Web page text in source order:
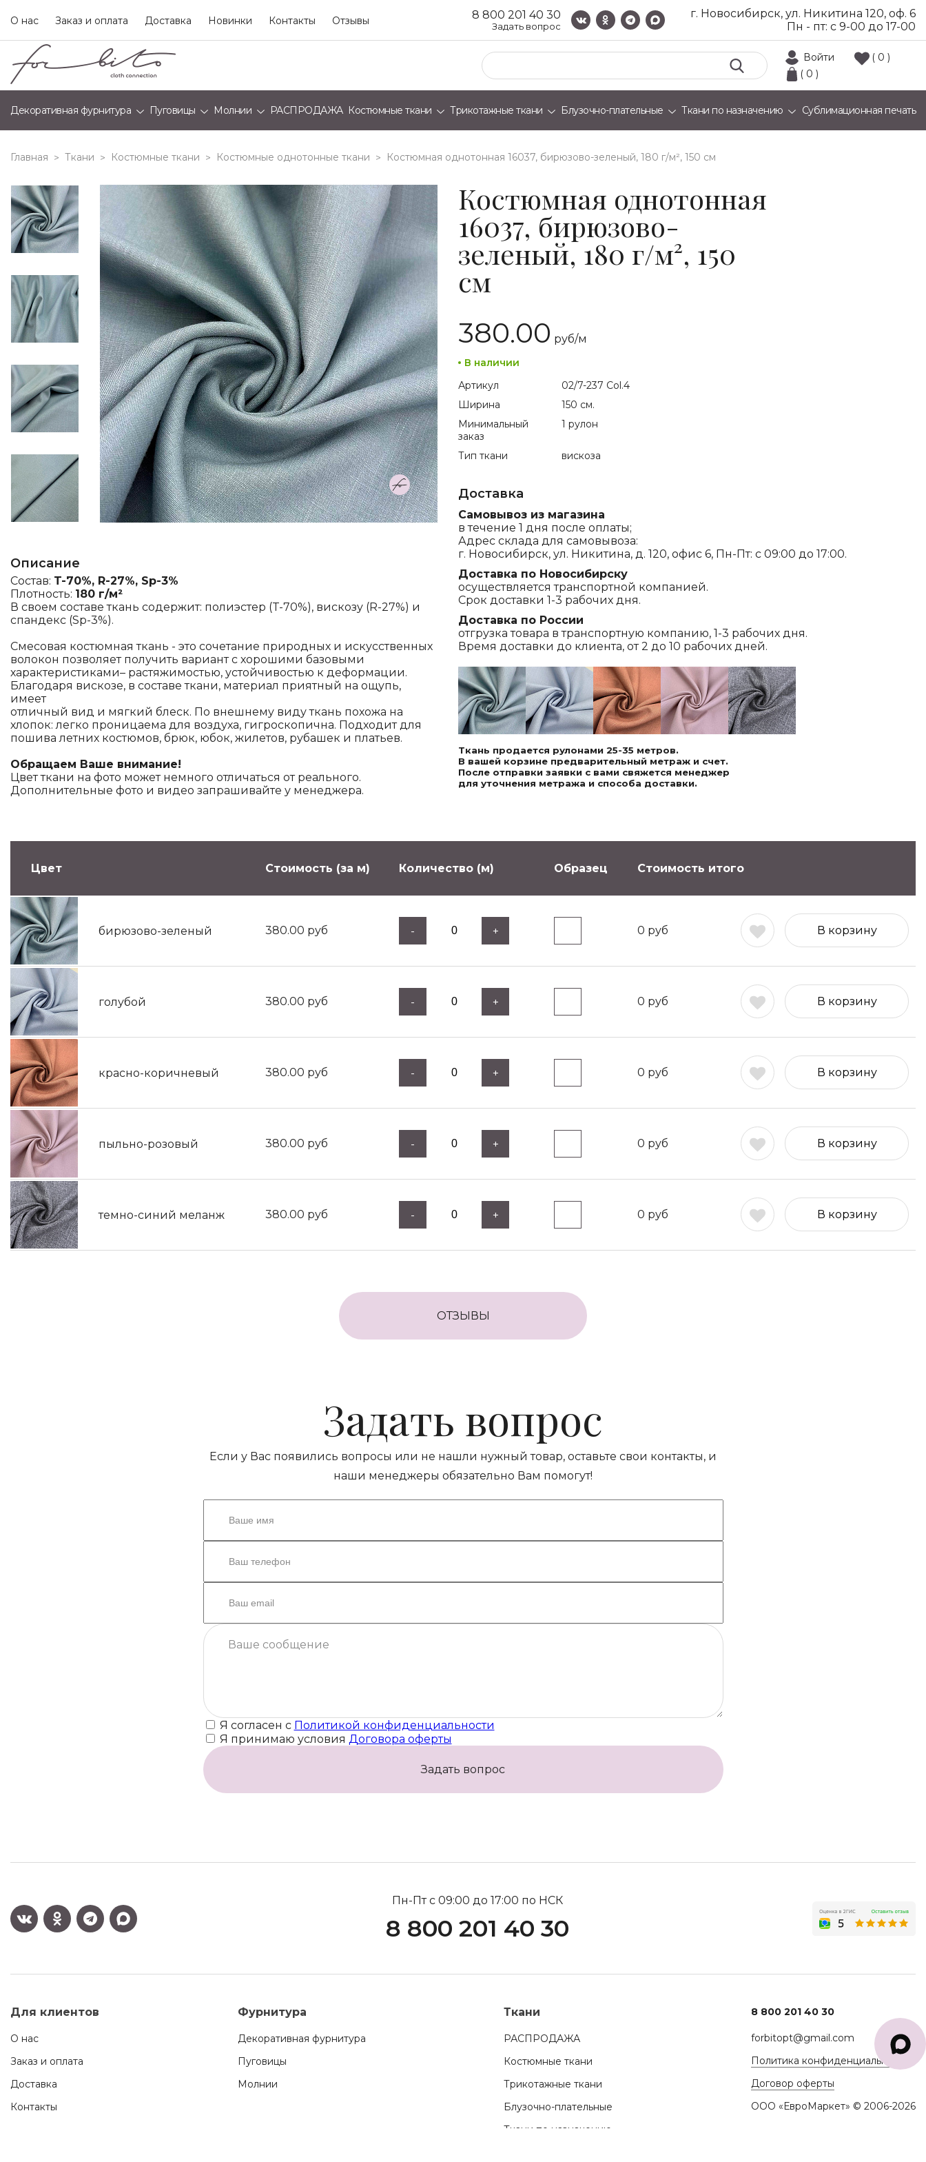
О нас Заказ и оплата Доставка Новинки Контакты Отзывы 8 800 201 40 30
Задать вопрос
г. Новосибирск, ул. Никитина 120, оф. 6
Пн - пт: с 9-00 до 17-00
Войти
( 0 )
( 0 )
Декоративная фурнитура Пуговицы Молнии РАСПРОДАЖА Костюмные ткани Трикотажные ткани Блузочно-плательные Ткани по назначению Сублимационная печать
Главная > Ткани > Костюмные ткани > Костюмные однотонные ткани > костюмная однотонная 16037, бирюзово-зеленый, 180 г/м², 150 см
Описание
Состав: T-70%, R-27%, Sp-3%
Плотность: 180 г/м²
В своем составе ткань содержит: полиэстер (T-70%), вискозу (R-27%) и
спандекс (Sp-3%).
Смесовая костюмная ткань - это сочетание природных и искусственных
волокон позволяет получить вариант с хорошими базовыми
характеристиками– растяжимостью, устойчивостью к деформации.
Благодаря вискозе, в составе ткани, материал приятный на ощупь,
имеет
отличный вид и мягкий блеск. По внешнему виду ткань похожа на
хлопок: легко проницаема для воздуха, гигроскопична. Подходит для
пошива летних костюмов, брюк, юбок, жилетов, рубашек и платьев.
Обращаем Ваше внимание!
Цвет ткани на фото может немного отличаться от реального.
Дополнительные фото и видео запрашивайте у менеджера.
Костюмная однотонная
16037, бирюзово-
зеленый, 180 г/м², 150
см
380.00 руб/м
В наличии
Артикул
02/7-237 Col.4
Ширина
150 см.
Минимальный
заказ
1 рулон
Тип ткани вискоза
Доставка
Самовывоз из магазина
в течение 1 дня после оплаты;
Адрес склада для самовывоза:
г. Новосибирск, ул. Никитина, д. 120, офис 6, Пн-Пт: с 09:00 до 17:00.
Доставка по Новосибирску
осуществляется транспортной компанией.
Срок доставки 1-3 рабочих дня.
Доставка по России
отгрузка товара в транспортную компанию, 1-3 рабочих дня.
Время доставки до клиента, от 2 до 10 рабочих дней.
Ткань продается рулонами 25-35 метров.
В вашей корзине предварительный метраж и счет.
После отправки заявки с вами свяжется менеджер
для уточнения метража и способа доставки.
Цвет Стоимость (за м) Количество (м) Образец Стоимость итого
бирюзово-зеленый 380.00 руб - + 0 руб В корзину
голубой 380.00 руб - + 0 руб В корзину
красно-коричневый 380.00 руб - + 0 руб В корзину
пыльно-розовый 380.00 руб - + 0 руб В корзину
темно-синий меланж 380.00 руб - + 0 руб В корзину
ОТЗЫВЫ
Задать вопрос
Если у Вас появились вопросы или не нашли нужный товар, оставьте свои контакты, и
наши менеджеры обязательно Вам помогут!
Я согласен с Политикой конфиденциальности
Я принимаю условия Договора оферты
Задать вопрос
Пн-Пт с 09:00 до 17:00 по НСК
8 800 201 40 30
Для клиентов
О нас
Заказ и оплата
Доставка
Контакты
Фурнитура
Декоративная фурнитура
Пуговицы
Молнии
Ткани
РАСПРОДАЖА
Костюмные ткани
Трикотажные ткани
Блузочно-плательные
Ткани по назначению
8 800 201 40 30
forbitopt@gmail.com
Политика конфиденциальности
Договор оферты
ООО «ЕвроМаркет» © 2006-2026